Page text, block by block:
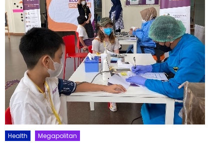
Health Megapolitan